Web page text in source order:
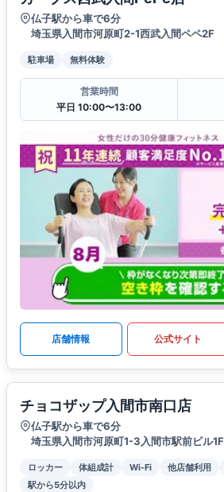
仏子駅から車で6分
埼玉県入間市河原町2-1西武入間ペペ2F
駐車場 無料体験
営業時間
平日 10:00〜13:00
店舗情報 公式サイト
チョコザップ入間市南口店
仏子駅から車で6分
埼玉県入間市河原町1-3入間市駅前ビル1F
ロッカー 体組成計 Wi-Fi 他店舗利用
駅から5分以内